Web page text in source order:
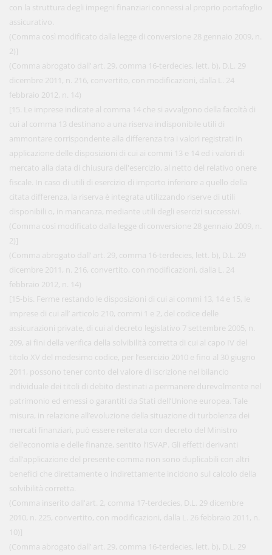
con la struttura degli impegni finanziari connessi al proprio portafoglio
assicurativo.
(Comma così modificato dalla legge di conversione 28 gennaio 2009, n.
2)]
(Comma abrogato dall’ art. 29, comma 16-terdecies, lett. b), D.L. 29
dicembre 2011, n. 216, convertito, con modificazioni, dalla L. 24
febbraio 2012, n. 14)
[15. Le imprese indicate al comma 14 che si avvalgono della facoltà di
cui al comma 13 destinano a una riserva indisponibile utili di
ammontare corrispondente alla differenza tra i valori registrati in
applicazione delle disposizioni di cui ai commi 13 e 14 ed i valori di
mercato alla data di chiusura dell'esercizio, al netto del relativo onere
fiscale. In caso di utili di esercizio di importo inferiore a quello della
citata differenza, la riserva è integrata utilizzando riserve di utili
disponibili o, in mancanza, mediante utili degli esercizi successivi.
(Comma così modificato dalla legge di conversione 28 gennaio 2009, n.
2)]
(Comma abrogato dall’ art. 29, comma 16-terdecies, lett. b), D.L. 29
dicembre 2011, n. 216, convertito, con modificazioni, dalla L. 24
febbraio 2012, n. 14)
[15-bis. Ferme restando le disposizioni di cui ai commi 13, 14 e 15, le
imprese di cui all’ articolo 210, commi 1 e 2, del codice delle
assicurazioni private, di cui al decreto legislativo 7 settembre 2005, n.
209, ai fini della verifica della solvibilità corretta di cui al capo IV del
titolo XV del medesimo codice, per l’esercizio 2010 e fino al 30 giugno
2011, possono tener conto del valore di iscrizione nel bilancio
individuale dei titoli di debito destinati a permanere durevolmente nel
patrimonio ed emessi o garantiti da Stati dell’Unione europea. Tale
misura, in relazione all’evoluzione della situazione di turbolenza dei
mercati finanziari, può essere reiterata con decreto del Ministro
dell’economia e delle finanze, sentito l’ISVAP. Gli effetti derivanti
dall’applicazione del presente comma non sono duplicabili con altri
benefici che direttamente o indirettamente incidono sul calcolo della
solvibilità corretta.
(Comma inserito dall'art. 2, comma 17-terdecies, D.L. 29 dicembre
2010, n. 225, convertito, con modificazioni, dalla L. 26 febbraio 2011, n.
10)]
(Comma abrogato dall’ art. 29, comma 16-terdecies, lett. b), D.L. 29